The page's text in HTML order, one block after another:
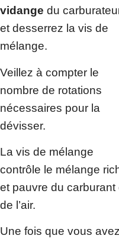
vidange du
et desserrez la vis de
mélange.
Veillez à compter le
nombre de rotations
nécessaires pour la
dévisser.
La vis de mélange
contrôle le mélange
et pauvre du carburant
de l’air.
Une fois que vous avez